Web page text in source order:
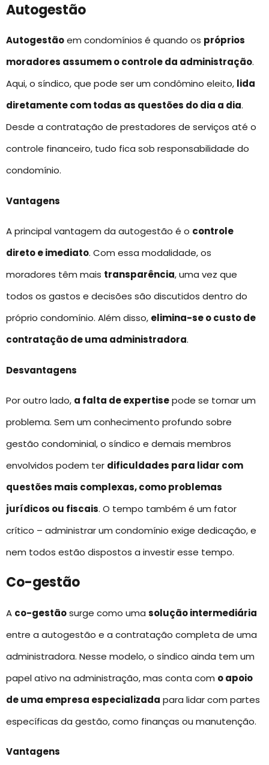
Autogestão
Autogestãoem condomínios é quando os próprios
moradores assumem o controle da administração.
Aqui, o síndico, que pode ser um condômino eleito, lida
diretamente com todas as questões do dia a dia.
Desde a contratação de prestadores de serviços até o
controle financeiro, tudo fica sob responsabilidade do
condomínio.
Vantagens
A principal vantagem da autogestão é o controle
direto e imediato. Com essa modalidade, os
moradores têm mais transparência, uma vez que
todos os gastos e decisões são discutidos dentro do
próprio condomínio. Além disso, elimina-se o custo de
contratação de uma administradora.
Desvantagens
Por outro lado, a falta de expertisepode se tornar um
problema. Sem um conhecimento profundo sobre
gestão condominial, o síndico e demais membros
envolvidos podem ter dificuldades para lidar com
questões mais complexas, como problemas
jurídicos ou fiscais. O tempo também é um fator
crítico – administrar um condomínio exige dedicação, e
nem todos estão dispostos a investir esse tempo.
Co-gestão
A co-gestãosurge como uma solução intermediária
entre a autogestão e a contratação completa de uma
administradora. Nesse modelo, o síndico ainda tem um
papel ativo na administração, mas conta com o apoio
de uma empresa especializada para lidar com partes
específicas da gestão, como finanças ou manutenção.
Vantagens